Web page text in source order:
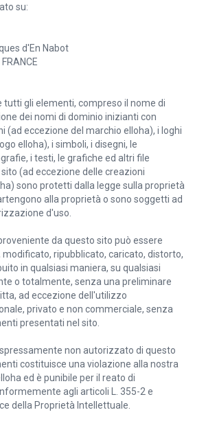
su:
d'En Nabot
tutti gli elementi, compreso il nome di
dei nomi di dominio inizianti con
(ad eccezione del marchio elloha), i loghi
elloha), i simboli, i disegni, le
i testi, le grafiche ed altri file
(ad eccezione delle creazioni
sono protetti dalla legge sulla proprietà
alla proprietà o sono soggetti ad
d'uso.
da questo sito può essere
ripubblicato, caricato, distorto,
in qualsiasi maniera, su qualsiasi
o totalmente, senza una preliminare
ad eccezione dell'utilizzo
privato e non commerciale, senza
presentati nel sito.
non autorizzato di questo
costituisce una violazione alla nostra
ed è punibile per il reato di
agli articoli L. 355-2 e
della Proprietà Intellettuale.